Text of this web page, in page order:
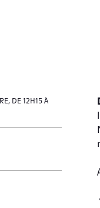
DE 12H15 À